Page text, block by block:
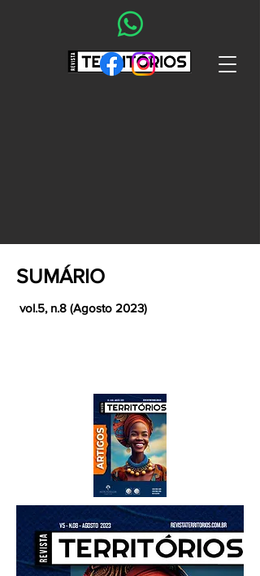
SUMÁRIO
vol.5, n.8 (Agosto 2023)